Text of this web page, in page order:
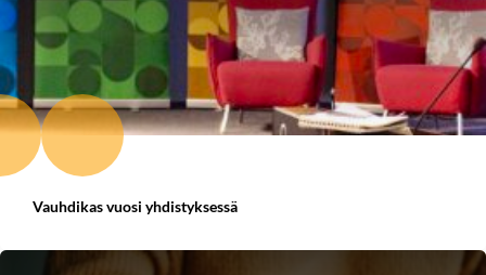
Vauhdikas vuosi yhdistyksessä